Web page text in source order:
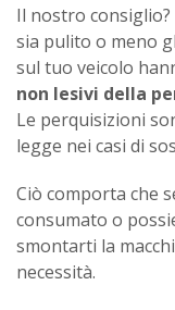
Il nostro
sia pulito o meno
sul tuo veicolo
non lesivi della
Le perquisizioni
legge nei casi di
Ciò comporta che
consumato o
smontarti la
necessità.